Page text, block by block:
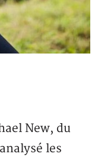
New, du
les